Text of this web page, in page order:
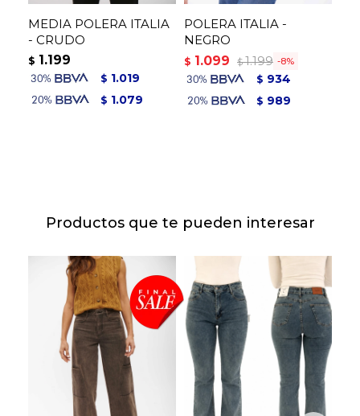
MEDIA POLERA ITALIA
- CRUDO
$ 1.199
$ 1.019
$ 1.079
POLERA ITALIA -
NEGRO
$ 1.099 $ 1.199 8
$ 934
$ 989
Productos que te pueden interesar